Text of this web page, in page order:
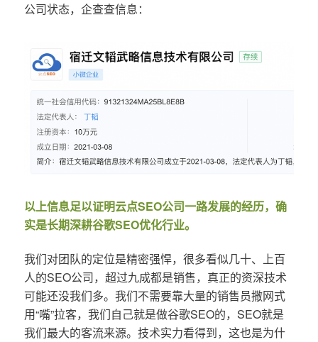
公司状态，企查查信息：
以上信息足以证明云点SEO公司一路发展的经历，确
实是长期深耕谷歌SEO优化行业。
我们对团队的定位是精密强悍，很多看似几十、上百
人的SEO公司，超过九成都是销售，真正的资深技术
可能还没我们多。我们不需要靠大量的销售员撒网式
用“嘴”拉客，我们自己就是做谷歌SEO的，SEO就是
我们最大的客流来源。技术实力看得到，这也是为什